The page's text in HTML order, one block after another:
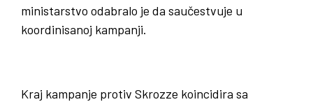
ministarstvo odabralo je da saučestvuje u
koordinisanoj kampanji.
Kraj kampanje protiv Skrozze koincidira sa